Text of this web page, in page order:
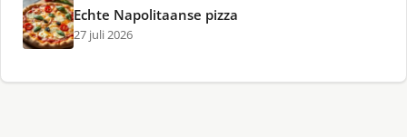
Echte Napolitaanse pizza
27 juli 2026